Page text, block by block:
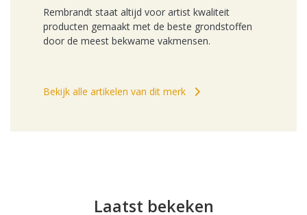
Rembrandt staat altijd voor artist kwaliteit
producten gemaakt met de beste grondstoffen
door de meest bekwame vakmensen.
Bekijk alle artikelen van dit merk
Laatst bekeken